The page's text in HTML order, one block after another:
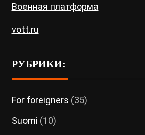
Военная платформа
vott.ru
РУБРИКИ:
For foreigners (35)
Suomi (10)